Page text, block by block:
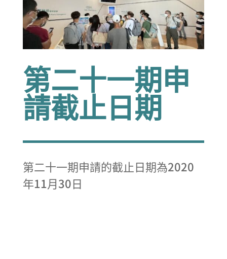
第二十一期申
請截止日期
第二十一期申請的截止日期為2020
年11月30日